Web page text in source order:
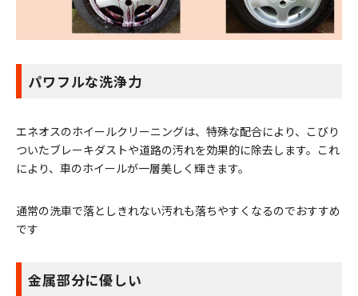
パワフルな洗浄力
エネオスのホイールクリーニングは、特殊な配合により、こびり
ついたブレーキダストや道路の汚れを効果的に除去します。これ
により、車のホイールが一層美しく輝きます。
通常の洗車で落としきれない汚れも落ちやすくなるのでおすすめ
です
金属部分に優しい